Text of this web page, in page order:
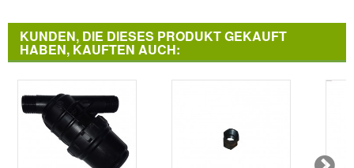
KUNDEN, DIE DIESES PRODUKT GEKAUFT
HABEN, KAUFTEN AUCH: